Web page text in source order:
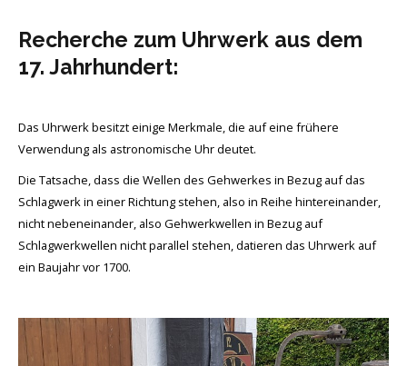
Impressum
Recherche zum Uhrwerk aus dem
17. Jahrhundert:
Das Uhrwerk besitzt einige Merkmale, die auf eine frühere
Verwendung als astronomische Uhr deutet.
Die Tatsache, dass die Wellen des Gehwerkes in Bezug auf das
Schlagwerk in einer Richtung stehen, also in Reihe hintereinander,
nicht nebeneinander, also Gehwerkwellen in Bezug auf
Schlagwerkwellen nicht parallel stehen, datieren das Uhrwerk auf
ein Baujahr vor 1700.